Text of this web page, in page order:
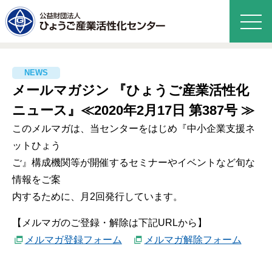
メールマガジン 『ひょうご産業活性化
ニュース』≪2020年2月17日 第387号 ≫
このメルマガは、当センターをはじめ『中小企業支援ネ
ットひょう
ご』構成機関等が開催するセミナーやイベントなど旬な
情報をご案
内するために、月2回発行しています。
【メルマガのご登録・解除は下記URLから】
メルマガ登録フォーム
メルマガ解除フォーム